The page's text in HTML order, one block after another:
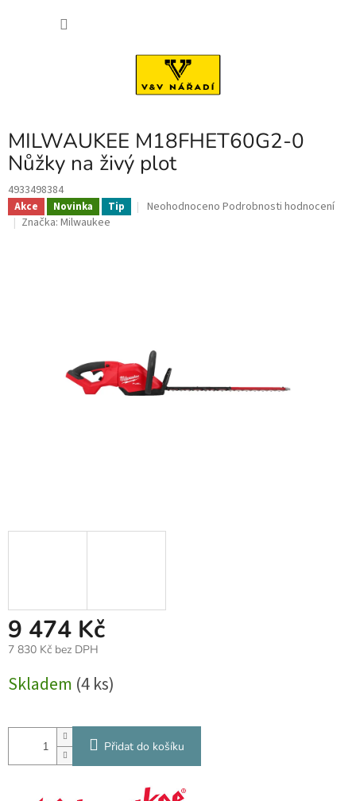
MILWAUKEE M18FHET60G2-0
Nůžky na živý plot
4933498384
Akce Novinka Tip
Průměrné
Neohodnoceno Podrobnosti hodnocení
Značka: Milwaukee
9 474 Kč
7 830 Kč bez DPH
cena:
Skladem (4 ks)
Přidat do košíku